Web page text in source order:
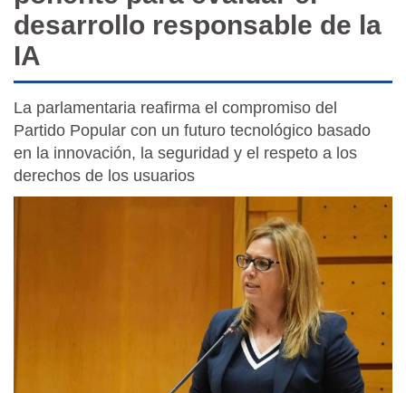
desarrollo responsable de la
IA
La parlamentaria reafirma el compromiso del
Partido Popular con un futuro tecnológico basado
en la innovación, la seguridad y el respeto a los
derechos de los usuarios